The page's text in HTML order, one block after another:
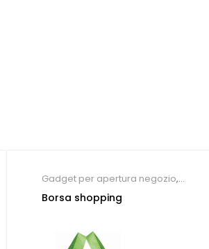
Gadget per apertura negozio,
Gadget per eventi
Borsa shopping